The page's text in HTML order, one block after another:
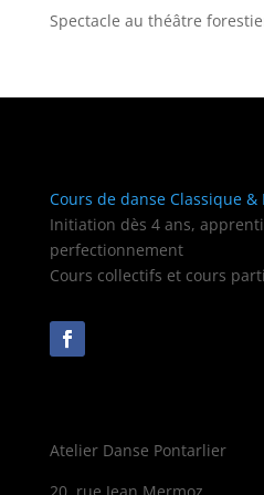
Spectacle au théâtre
Cours de danse Classique &
Initiation dès 4 ans,
perfectionnement
Cours collectifs et cours
Atelier Danse Pontarlier